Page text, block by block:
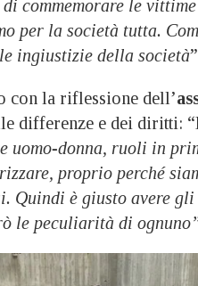
commemorare le
per la società tutta.
ingiustizie della società
con la riflessione dell’
differenze e dei diritti:
uomo-donna, ruoli in
proprio perché
Quindi è giusto avere
le peculiarità di